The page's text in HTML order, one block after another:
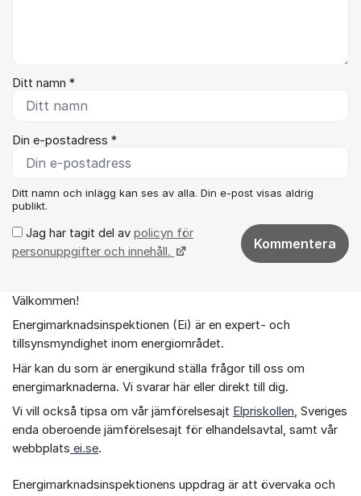
Ditt namn *
Din e-postadress *
Ditt namn och inlägg kan ses av alla. Din e-post visas aldrig
publikt.
Jag har tagit del av policyn för
personuppgifter och innehåll.
Kommentera
Om forumet
Välkommen!
Energimarknadsinspektionen (Ei) är en expert- och
tillsynsmyndighet inom energiområdet.
Här kan du som är energikund ställa frågor till oss om
energimarknaderna. Vi svarar här eller direkt till dig.
Vi vill också tipsa om vår jämförelsesajt Elpriskollen, Sveriges
enda oberoende jämförelsesajt för elhandelsavtal, samt vår
webbplats ei.se.
Energimarknadsinspektionens uppdrag är att övervaka och